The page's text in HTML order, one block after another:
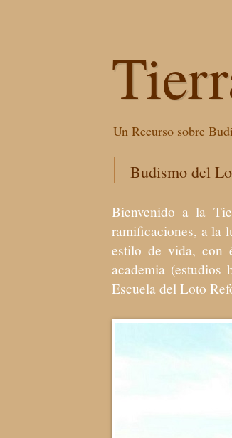
Un Recurso sobre
Budismo del
Bienvenido a la
ramificaciones, a la
estilo de vida, con
academia
Escuela del Loto